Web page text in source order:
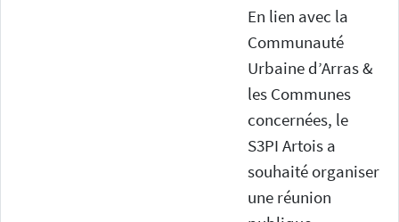
En lien avec la
Communauté
Urbaine d’Arras &
les Communes
concernées, le
S3PI Artois a
souhaité organiser
une réunion